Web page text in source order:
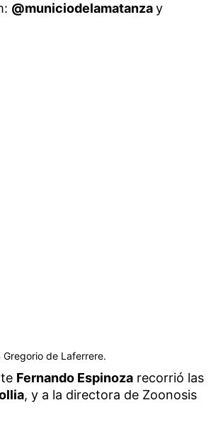
@municiodelamatanzay
de Laferrere.
Fernando Espinozarecorrió las
, y a la directora de Zoonosis